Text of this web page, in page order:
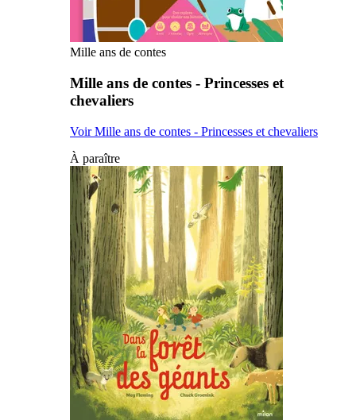
Mille ans de contes
Mille ans de contes - Princesses et
chevaliers
Voir Mille ans de contes - Princesses et chevaliers
À paraître